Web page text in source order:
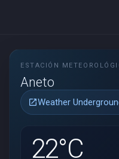
ESTACIÓN
Aneto
open_in_newWeather
22°C